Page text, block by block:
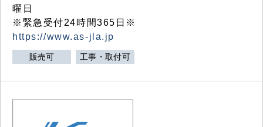
曜日
※緊急受付24時間365日※
https://www.as-jla.jp
販売可 工事・取付可